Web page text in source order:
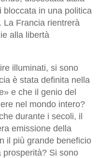
in una politica
La Francia rientrerà
alla libertà
illuminati, si sono
è stata definita nella
e che il genio del
nel mondo intero?
durante i secoli, il
emissione della
il più grande beneficio
prosperità? Si sono